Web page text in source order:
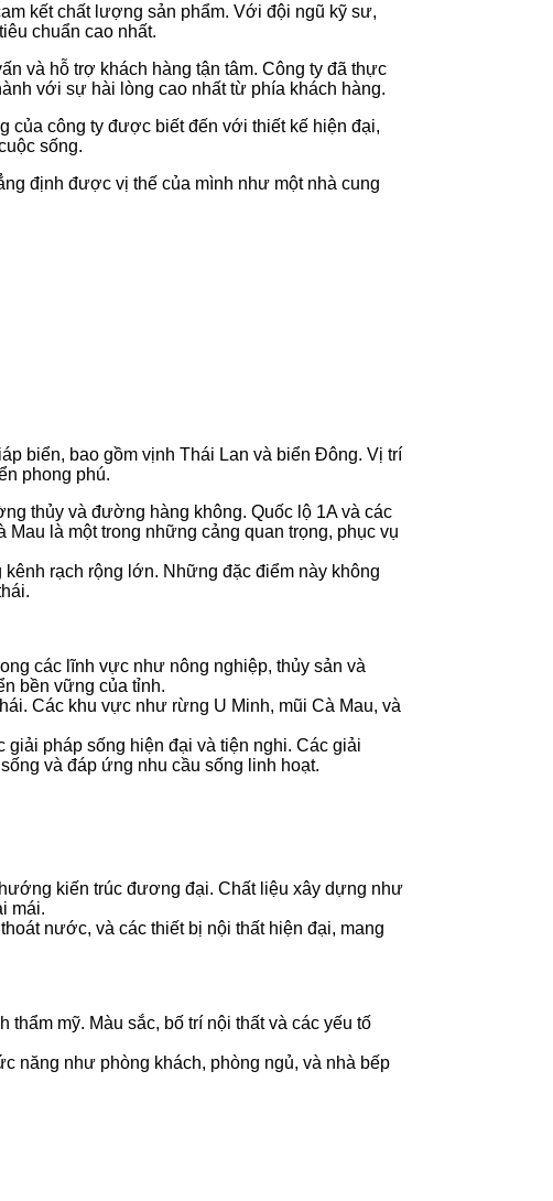
kết chất lượng sản phẩm. Với đội ngũ kỹ sư,
chuẩn cao nhất.
và hỗ trợ khách hàng tận tâm. Công ty đã thực
với sự hài lòng cao nhất từ phía khách hàng.
của công ty được biết đến với thiết kế hiện đại,
sống.
định được vị thế của mình như một nhà cung
biển, bao gồm vịnh Thái Lan và biển Đông. Vị trí
phong phú.
thủy và đường hàng không. Quốc lộ 1A và các
là một trong những cảng quan trọng, phục vụ
rạch rộng lớn. Những đặc điểm này không
các lĩnh vực như nông nghiệp, thủy sản và
bền vững của tỉnh.
Các khu vực như rừng U Minh, mũi Cà Mau, và
pháp sống hiện đại và tiện nghi. Các giải
và đáp ứng nhu cầu sống linh hoạt.
kiến trúc đương đại. Chất liệu xây dựng như
mái.
nước, và các thiết bị nội thất hiện đại, mang
mỹ. Màu sắc, bố trí nội thất và các yếu tố
năng như phòng khách, phòng ngủ, và nhà bếp